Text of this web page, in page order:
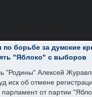
по борьбе за думские
"Яблоко" с выборов
"Родины" Алексей
иск об отмене
парламент от партии